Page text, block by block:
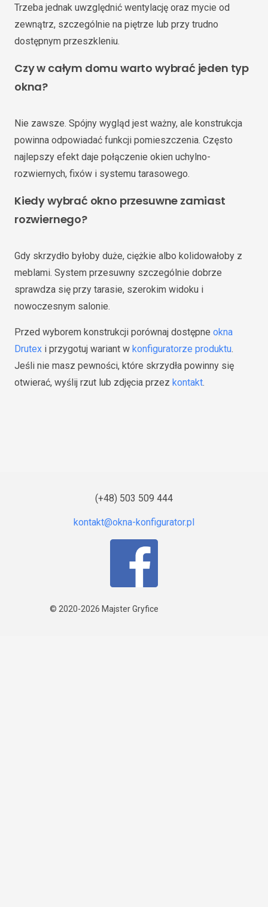
Trzeba jednak uwzględnić wentylację oraz mycie od
zewnątrz, szczególnie na piętrze lub przy trudno
dostępnym przeszkleniu.
Czy w całym domu warto wybrać jeden typ
okna?
Nie zawsze. Spójny wygląd jest ważny, ale konstrukcja
powinna odpowiadać funkcji pomieszczenia. Często
najlepszy efekt daje połączenie okien uchylno-
rozwiernych, fixów i systemu tarasowego.
Kiedy wybrać okno przesuwne zamiast
rozwiernego?
Gdy skrzydło byłoby duże, ciężkie albo kolidowałoby z
meblami. System przesuwny szczególnie dobrze
sprawdza się przy tarasie, szerokim widoku i
nowoczesnym salonie.
Przed wyborem konstrukcji porównaj dostępne okna
Drutex i przygotuj wariant w konfiguratorze produktu.
Jeśli nie masz pewności, które skrzydła powinny się
otwierać, wyślij rzut lub zdjęcia przez kontakt.
(+48) 503 509 444
© 2020-2026 Majster Gryfice